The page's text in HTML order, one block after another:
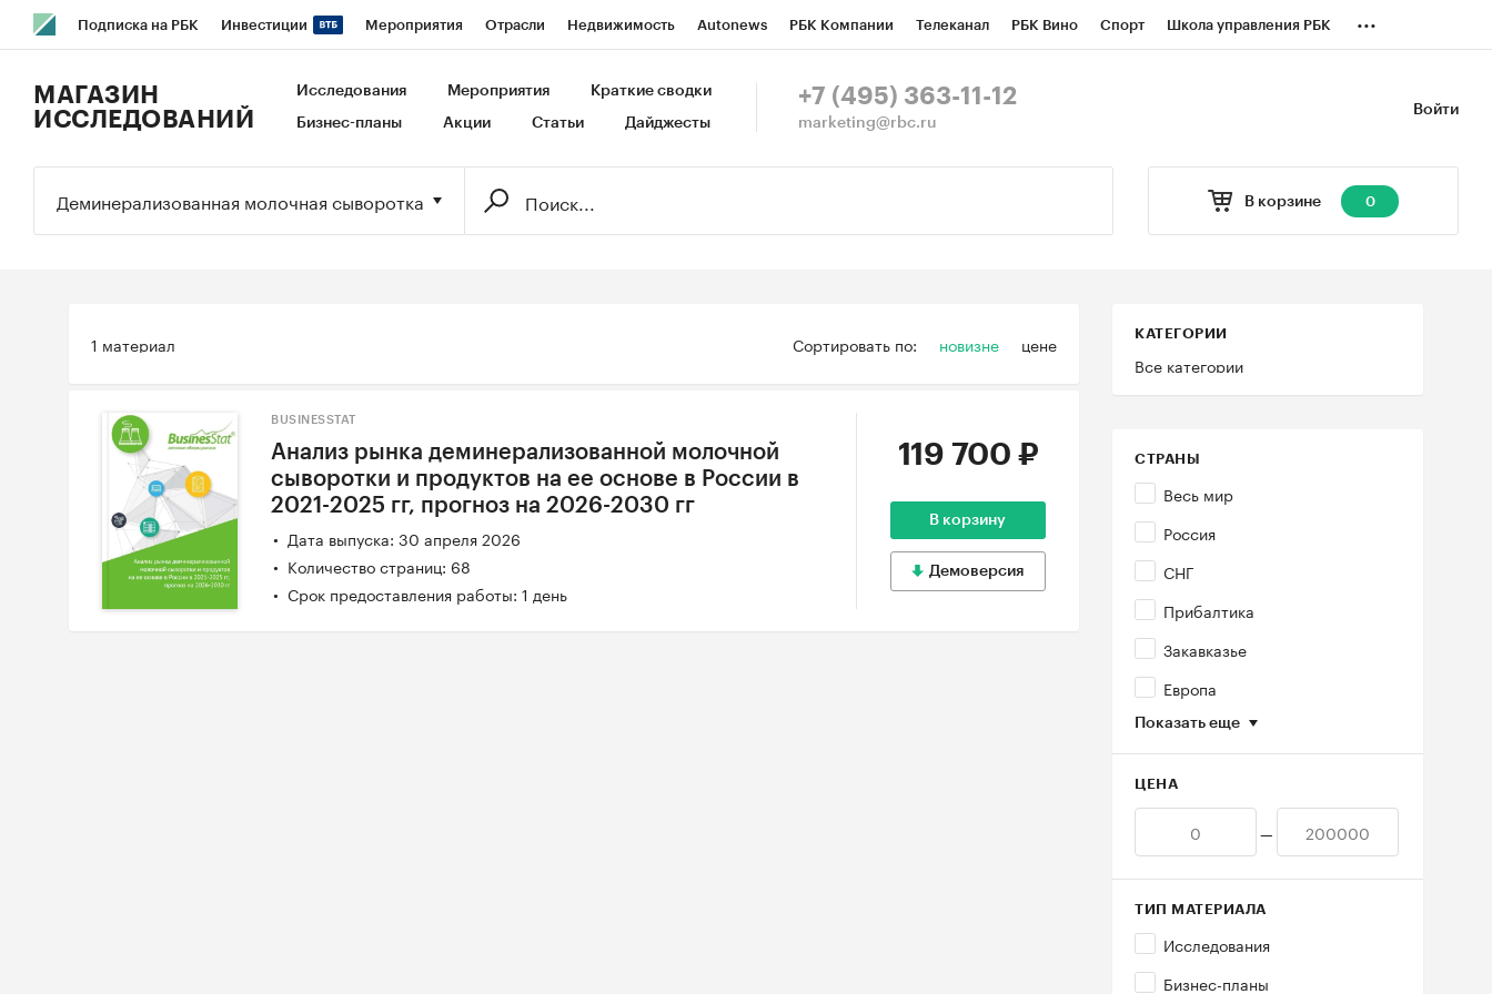
Подписка на РБК Инвестиции Мероприятия Отрасли Недвижимость Autonews РБК Компании Телеканал РБК Вино Спорт Школа управления РБК
Исследования Кредитные рейтинги Франшизы Газета Спецпроекты СПб Конференции СПб Спецпроекты
...
Войти
МАГАЗИН
ИССЛЕДОВАНИЙ
Исследования Мероприятия Краткие сводки
Бизнес-планы Акции Статьи Дайджесты
+7 (495) 363-11-12
marketing@rbc.ru
В корзине 0
Деминерализованная молочная сыворотка
Сортировать по: новизне цене
1 материал КАТЕГОРИИ
Все категории
СТРАНЫ
Весь мир
Россия
СНГ
Прибалтика
Закавказье
Европа
Показать еще
ЦЕНА
—
ТИП МАТЕРИАЛА
Исследования
Бизнес-планы
BUSINESSTAT
Анализ рынка деминерализованной молочной
сыворотки и продуктов на ее основе в России в
2021-2025 гг, прогноз на 2026-2030 гг
Дата выпуска: 30 апреля 2026
Количество страниц: 68
Срок предоставления работы: 1 день
119 700 ₽
В корзину
Демоверсия